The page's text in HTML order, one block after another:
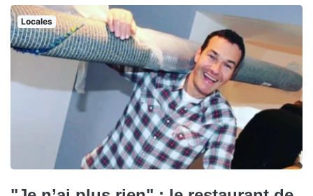
Locales